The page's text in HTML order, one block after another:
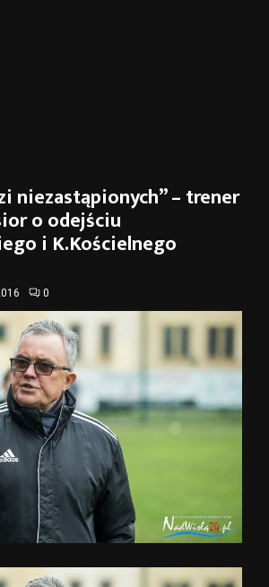
niezastąpionych” – trener
o odejściu
i K.Kościelnego
0